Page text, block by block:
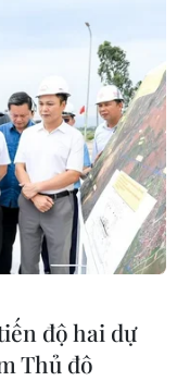
độ hai dự
Thủ đô